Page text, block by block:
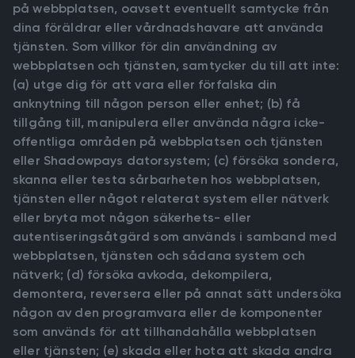
på webbplatsen, oavsett eventuellt samtycke från
dina föräldrar eller vårdnadshavare att använda
tjänsten. Som villkor för din användning av
webbplatsen och tjänsten, samtycker du till att inte:
(a) utge dig för att vara eller förfalska din
anknytning till någon person eller enhet; (b) få
tillgång till, manipulera eller använda några icke-
offentliga områden på webbplatsen och tjänsten
eller Shadowpays datorsystem; (c) försöka sondera,
skanna eller testa sårbarheten hos webbplatsen,
tjänsten eller något relaterat system eller nätverk
eller bryta mot någon säkerhets- eller
autentiseringsåtgärd som används i samband med
webbplatsen, tjänsten och sådana system och
nätverk; (d) försöka avkoda, dekompilera,
demontera, reversera eller på annat sätt undersöka
någon av den programvara eller de komponenter
som används för att tillhandahålla webbplatsen
eller tjänsten; (e) skada eller hota att skada andra